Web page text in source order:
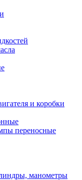
и коробки
переносные
манометры